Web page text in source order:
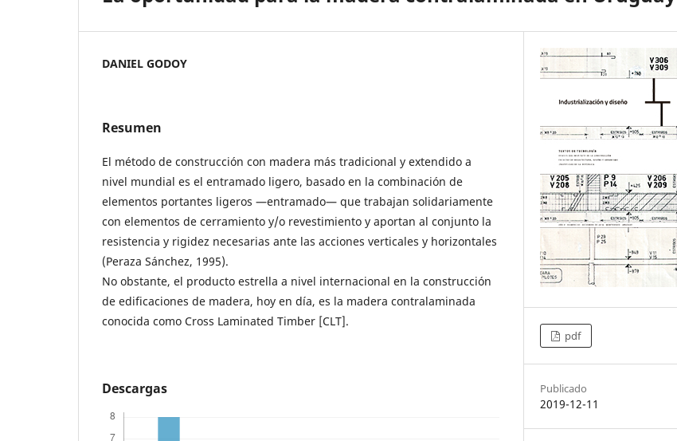
DANIEL GODOY
Resumen
El método de construcción con madera más tradicional y extendido a
nivel mundial es el entramado ligero, basado en la combinación de
elementos portantes ligeros —entramado— que trabajan solidariamente
con elementos de cerramiento y/o revestimiento y aportan al conjunto la
resistencia y rigidez necesarias ante las acciones verticales y horizontales
(Peraza Sánchez, 1995).
No obstante, el producto estrella a nivel internacional en la construcción
de edificaciones de madera, hoy en día, es la madera contralaminada
conocida como Cross Laminated Timber [CLT].
Descargas
pdf
Publicado
2019-12-11